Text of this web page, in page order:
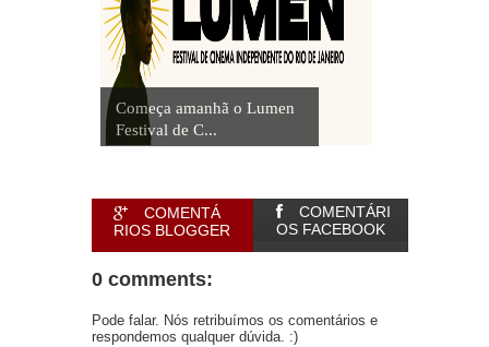
Começa amanhã o Lumen
Festival de C...
COMENTÁ
RIOS BLOGGER
COMENTÁRI
OS FACEBOOK
0 comments:
Pode falar. Nós retribuímos os comentários e
respondemos qualquer dúvida. :)